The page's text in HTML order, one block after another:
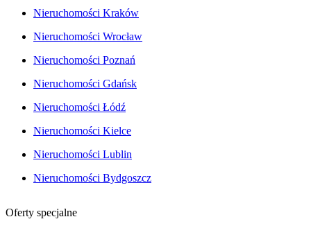
Nieruchomości Kraków
Nieruchomości Wrocław
Nieruchomości Poznań
Nieruchomości Gdańsk
Nieruchomości Łódź
Nieruchomości Kielce
Nieruchomości Lublin
Nieruchomości Bydgoszcz
Oferty specjalne